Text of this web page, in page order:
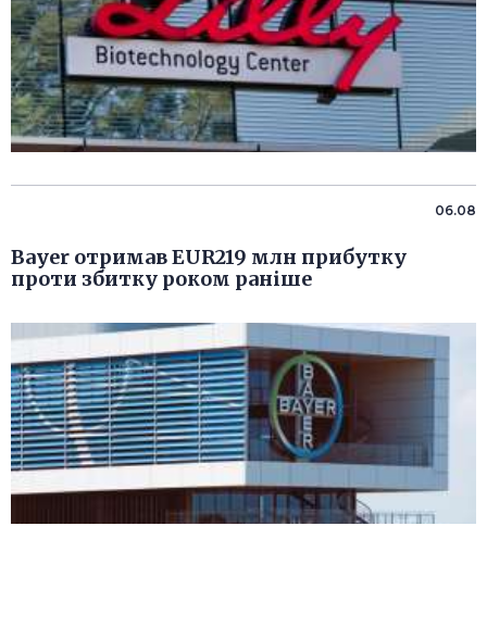
06.08
Bayer отримав EUR219 млн прибутку
проти збитку роком раніше